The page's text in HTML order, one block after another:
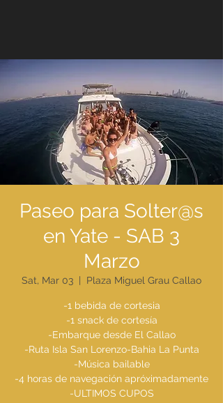
Paseo para Solter@s
en Yate - SAB 3
Marzo
Sat, Mar 03 Plaza Miguel Grau Callao
-1 bebida de cortesia
-1 snack de cortesía
-Embarque desde El Callao
-Ruta Isla San Lorenzo-Bahia La Punta
-Música bailable
-4 horas de navegación apróximadamente
-ULTIMOS CUPOS